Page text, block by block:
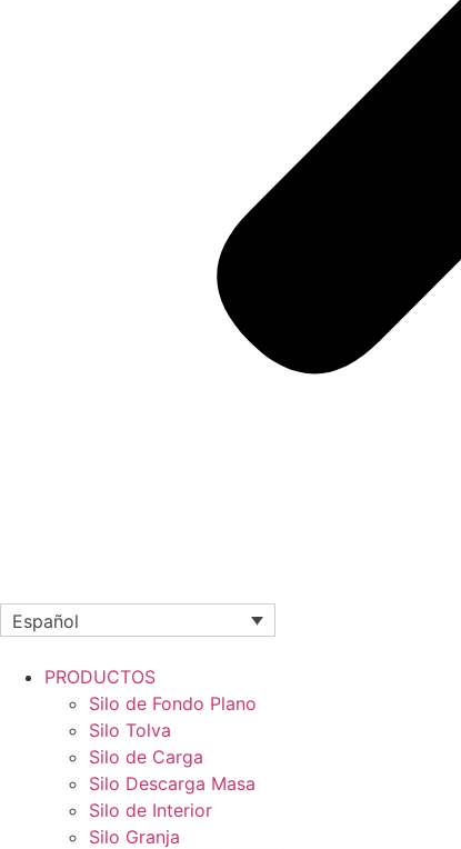
Español
PRODUCTOS
Silo de Fondo Plano
Silo Tolva
Silo de Carga
Silo Descarga Masa
Silo de Interior
Silo Granja